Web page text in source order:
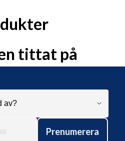
tittat på
Prenumerera